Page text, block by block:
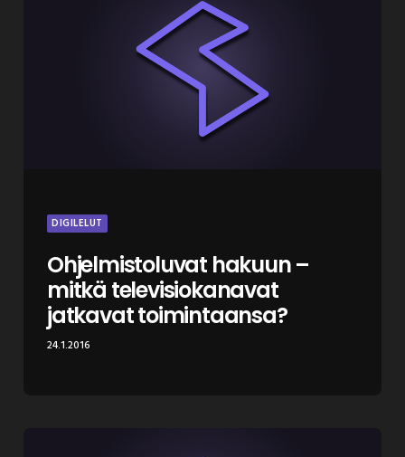
DIGILELUT
Ohjelmistoluvat hakuun –
mitkä televisiokanavat
jatkavat toimintaansa?
24.1.2016